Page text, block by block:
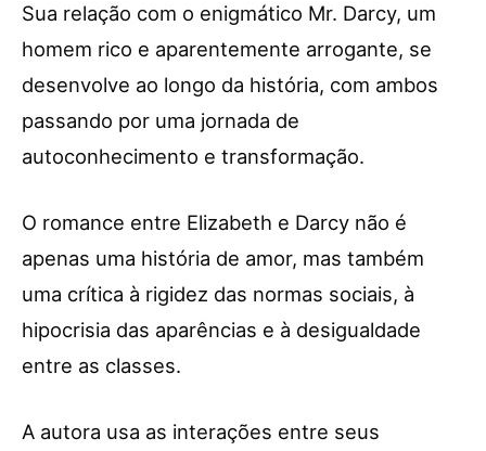
Sua relação com o enigmático Mr. Darcy, um
homem rico e aparentemente arrogante, se
desenvolve ao longo da história, com ambos
passando por uma jornada de
autoconhecimento e transformação.
O romance entre Elizabeth e Darcy não é
apenas uma história de amor, mas também
uma crítica à rigidez das normas sociais, à
hipocrisia das aparências e à desigualdade
entre as classes.
A autora usa as interações entre seus